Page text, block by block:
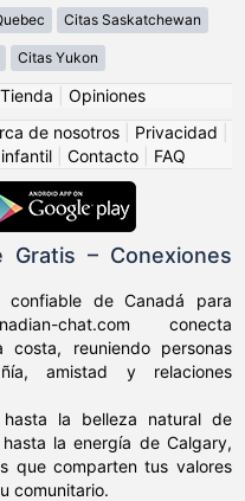
Citas Saskatchewan
Citas Yukon
Tienda
Opiniones
de nosotros Privacidad
Contacto FAQ
Gratis – Conexiones
confiable de Canadá para
chat.com conecta
reuniendo personas
amistad y relaciones
la belleza natural de
la energía de Calgary,
que comparten tus valores
comunitario.